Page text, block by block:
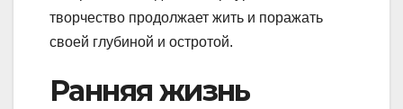
творчество продолжает жить и поражать
своей глубиной и остротой.
Ранняя жизнь